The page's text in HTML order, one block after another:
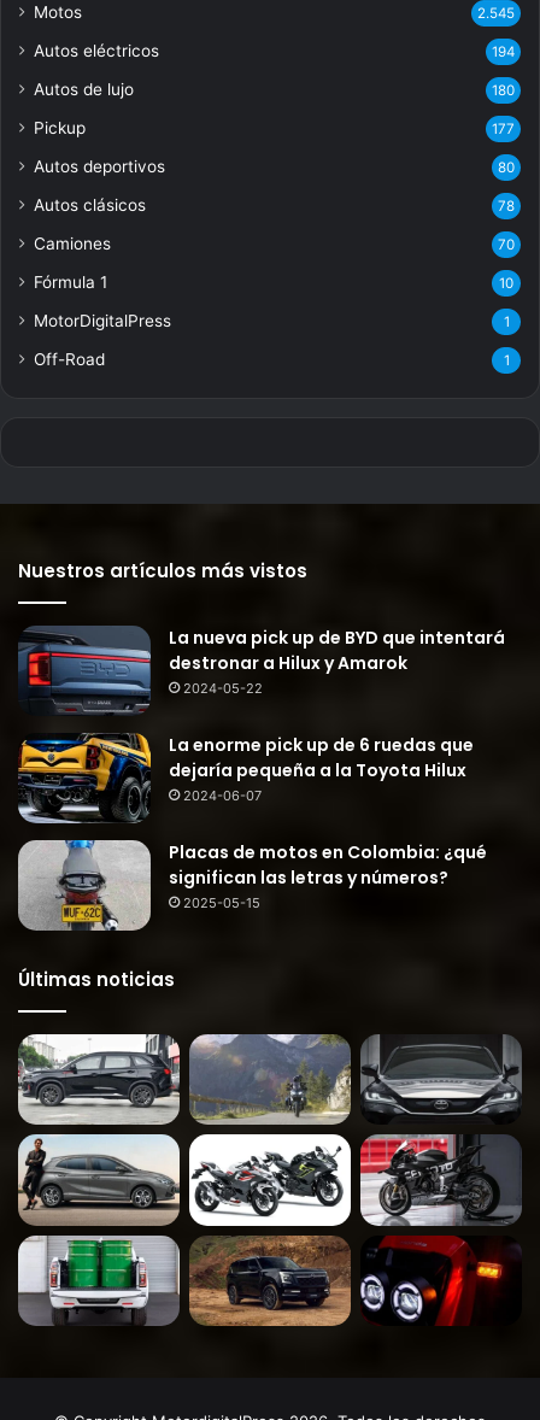
Motos 2.545
Autos eléctricos 194
Autos de lujo 180
Pickup 177
Autos deportivos 80
Autos clásicos 78
Camiones 70
Fórmula 1 10
MotorDigitalPress 1
Off-Road 1
Nuestros artículos más vistos
La nueva pick up de BYD que intentará
destronar a Hilux y Amarok
2024-05-22
La enorme pick up de 6 ruedas que
dejaría pequeña a la Toyota Hilux
2024-06-07
Placas de motos en Colombia: ¿qué
significan las letras y números?
2025-05-15
Últimas noticias